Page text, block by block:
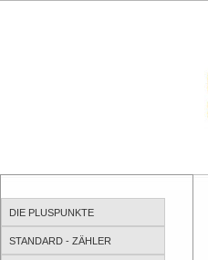
DIE PLUSPUNKTE
STANDARD - ZÄHLER